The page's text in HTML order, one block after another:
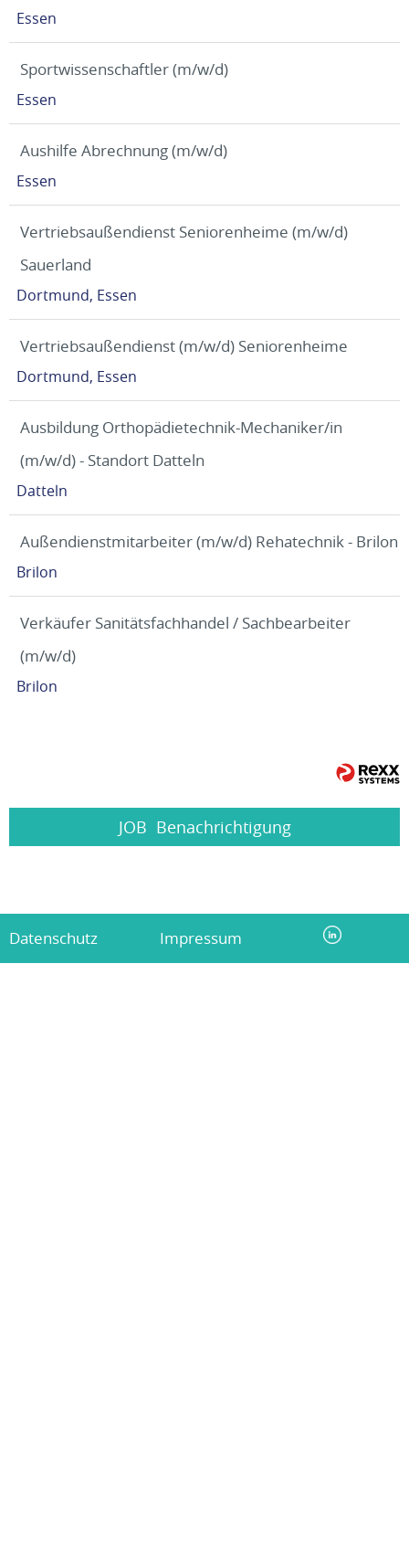
Essen
Sportwissenschaftler (m/w/d)
Essen
Aushilfe Abrechnung (m/w/d)
Essen
Vertriebsaußendienst Seniorenheime (m/w/d)
Sauerland
Dortmund, Essen
Vertriebsaußendienst (m/w/d) Seniorenheime
Dortmund, Essen
Ausbildung Orthopädietechnik-Mechaniker/in
(m/w/d) - Standort Datteln
Datteln
Außendienstmitarbeiter (m/w/d) Rehatechnik - Brilon
Brilon
Verkäufer Sanitätsfachhandel / Sachbearbeiter
(m/w/d)
Brilon
JOB Benachrichtigung
Datenschutz Impressum